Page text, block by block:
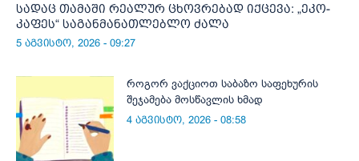
სადაც თამაში რეალურ ცხოვრებად იქცევა: „ეკო-
კაფეს“ საგანმანათლებლო ძალა
5 აგვისტო, 2026 - 09:27
როგორ ვაქციოთ საბაზო საფეხურის
შეჯამება მოსწავლის ხმად
4 აგვისტო, 2026 - 08:58